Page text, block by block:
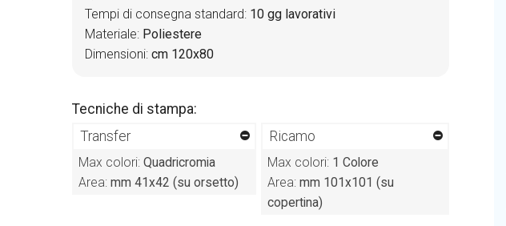
Tempi di consegna standard: 10 gg lavorativi
Materiale: Poliestere
Dimensioni: cm 120x80
Tecniche di stampa:
Transfer
Max colori:Quadricromia
Area:mm 41x42 (su orsetto)
Ricamo
Max colori: 1 Colore
Area:mm 101x101 (su
copertina)